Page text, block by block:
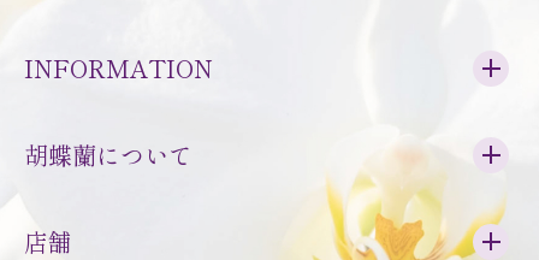
INFORMATION
胡蝶蘭について
店舗